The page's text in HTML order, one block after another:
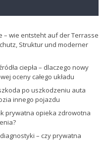
– wie entsteht auf der Terrasse
Struktur und moderner
ciepła – dlaczego nowy
oceny całego układu
po uszkodzeniu auta
innego pojazdu
prywatna opieka zdrowotna
– czy prywatna